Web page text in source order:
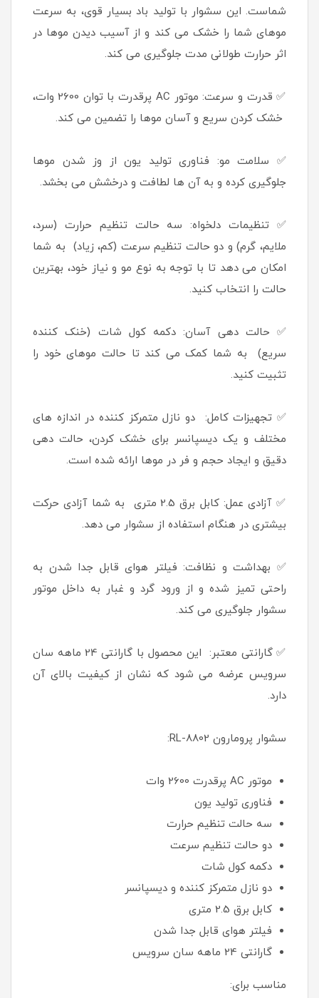
شماست. این سشوار با تولید باد بسیار قوی، به سرعت
موهای شما را خشک می کند و از آسیب دیدن موها در
اثر حرارت طولانی مدت جلوگیری می کند.
✅ قدرت و سرعت: موتور AC پرقدرت با توان 2600 وات،
خشک کردن سریع و آسان موها را تضمین می کند.
✅ سلامت مو: فناوری تولید یون از وز شدن موها
جلوگیری کرده و به آن ها لطافت و درخشش می بخشد.
✅ تنظیمات دلخواه: سه حالت تنظیم حرارت (سرد،
ملایم، گرم) و دو حالت تنظیم سرعت (کم، زیاد) به شما
امکان می دهد تا با توجه به نوع مو و نیاز خود، بهترین
حالت را انتخاب کنید.
✅ حالت دهی آسان: دکمه کول شات (خنک کننده
سریع) به شما کمک می کند تا حالت موهای خود را
تثبیت کنید.
✅ تجهیزات کامل: دو نازل متمرکز کننده در اندازه های
مختلف و یک دیسپانسر برای خشک کردن، حالت دهی
دقیق و ایجاد حجم و فر در موها ارائه شده است.
✅ آزادی عمل: کابل برق 2.5 متری به شما آزادی حرکت
بیشتری در هنگام استفاده از سشوار می دهد.
✅ بهداشت و نظافت: فیلتر هوای قابل جدا شدن به
راحتی تمیز شده و از ورود گرد و غبار به داخل موتور
سشوار جلوگیری می کند.
✅ گارانتی معتبر: این محصول با گارانتی 24 ماهه سان
سرویس عرضه می شود که نشان از کیفیت بالای آن
دارد.
سشوار پرومارون RL-8802:
موتور AC پرقدرت 2600 وات
فناوری تولید یون
سه حالت تنظیم حرارت
دو حالت تنظیم سرعت
دکمه کول شات
دو نازل متمرکز کننده و دیسپانسر
کابل برق 2.5 متری
فیلتر هوای قابل جدا شدن
گارانتی 24 ماهه سان سرویس
مناسب برای: